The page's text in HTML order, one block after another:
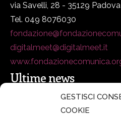
GESTISCI
COOKIE
via Savelli, 28 - 35129 Padova
Tel. 049 8076030
digitalmeet@digitalmeet.it
Ultime news
secsolutionforum 2026: è